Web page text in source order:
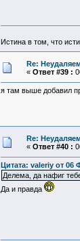
Истина в том, что
Re:
« Ответ #39 :
я там выше добавил
Re:
« Ответ #40 :
Цитата: valeriy от 06
Делема, да нафиг
Да и правда